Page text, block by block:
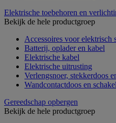
Elektrische toebehoren en
Bekijk de hele productgroep
Accessoires voor elektrisch
Batterij, oplader en kabel
Elektrische kabel
Elektrische uitrusting
Verlengsnoer, stekkerdoos
Wandcontactdoos en
Gereedschap opbergen
Bekijk de hele productgroep